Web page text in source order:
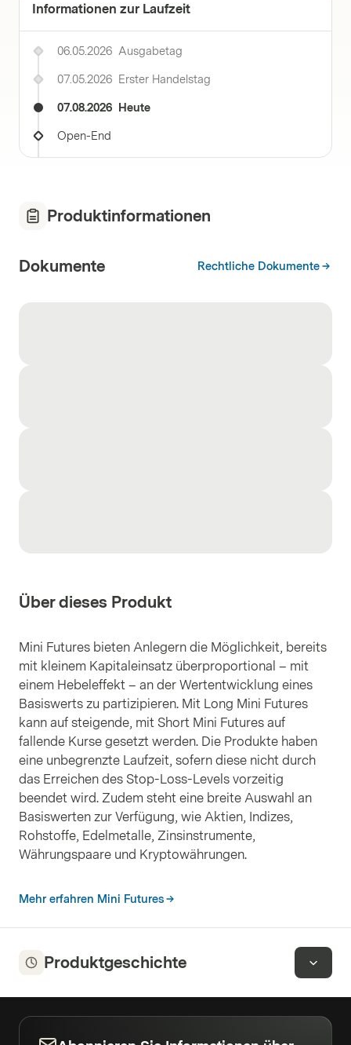
Informationen zur Laufzeit
06.05.2026 Ausgabetag
07.05.2026 Erster Handelstag
07.08.2026 Heute
Open-End
Produktinformationen
Dokumente Rechtliche Dokumente
Über dieses Produkt
Mini Futures bieten Anlegern die Möglichkeit, bereits
mit kleinem Kapitaleinsatz überproportional – mit
einem Hebeleffekt – an der Wertentwicklung eines
Basiswerts zu partizipieren. Mit Long Mini Futures
kann auf steigende, mit Short Mini Futures auf
fallende Kurse gesetzt werden. Die Produkte haben
eine unbegrenzte Laufzeit, sofern diese nicht durch
das Erreichen des Stop-Loss-Levels vorzeitig
beendet wird. Zudem steht eine breite Auswahl an
Basiswerten zur Verfügung, wie Aktien, Indizes,
Rohstoffe, Edelmetalle, Zinsinstrumente,
Währungspaare und Kryptowährungen.
Mehr erfahren Mini Futures
Produktgeschichte